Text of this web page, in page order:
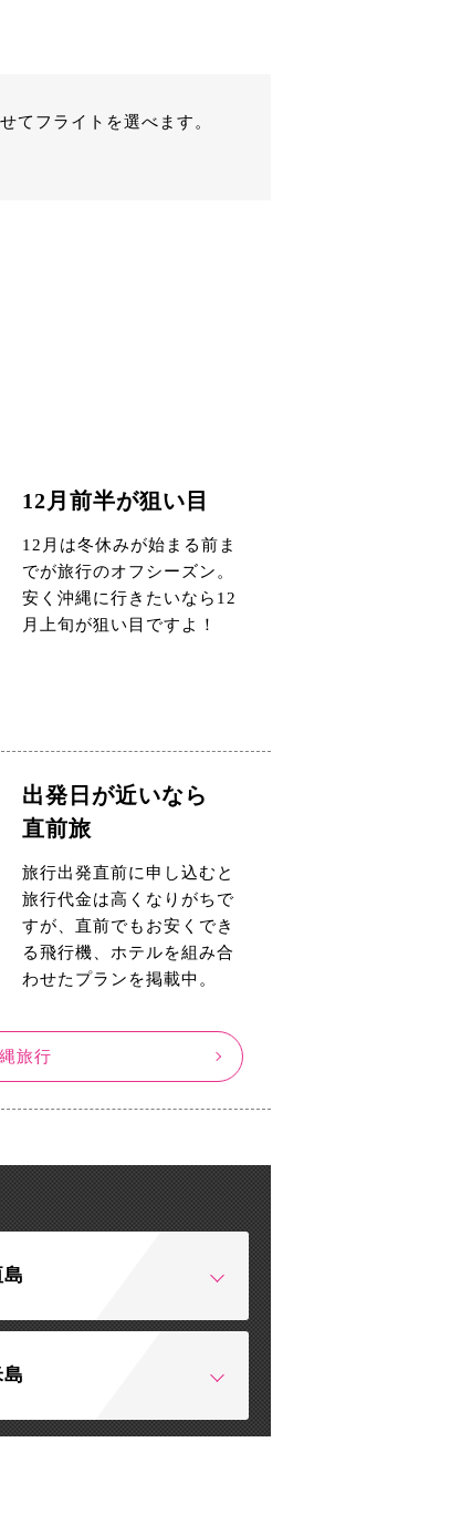
てフライトを選べます。
12月前半が狙い目
12月は冬休みが始まる前ま
でが旅行のオフシーズン。
安く沖縄に行きたいなら12
月上旬が狙い目ですよ！
出発日が近いなら
直前旅
旅行出発直前に申し込むと
旅行代金は高くなりがちで
すが、直前でもお安くでき
る飛行機、ホテルを組み合
わせたプランを掲載中。
旅行